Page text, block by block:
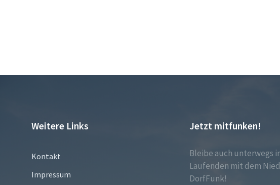
Weitere Links
Kontakt
Impressum
Jetzt mitfunken!
Bleibe auch unterwegs
Laufenden mit dem
DorfFunk!